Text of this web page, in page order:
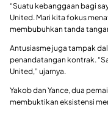
“Suatu kebanggaan bagi
United. Mari kita fokus
membubuhkan tanda
Antusiasme juga tampak
penandatangan kontrak.
United,” ujarnya.
Yakob dan Yance, dua
membuktikan eksistensi